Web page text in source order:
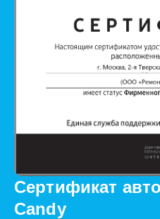
Сертификат
Candy